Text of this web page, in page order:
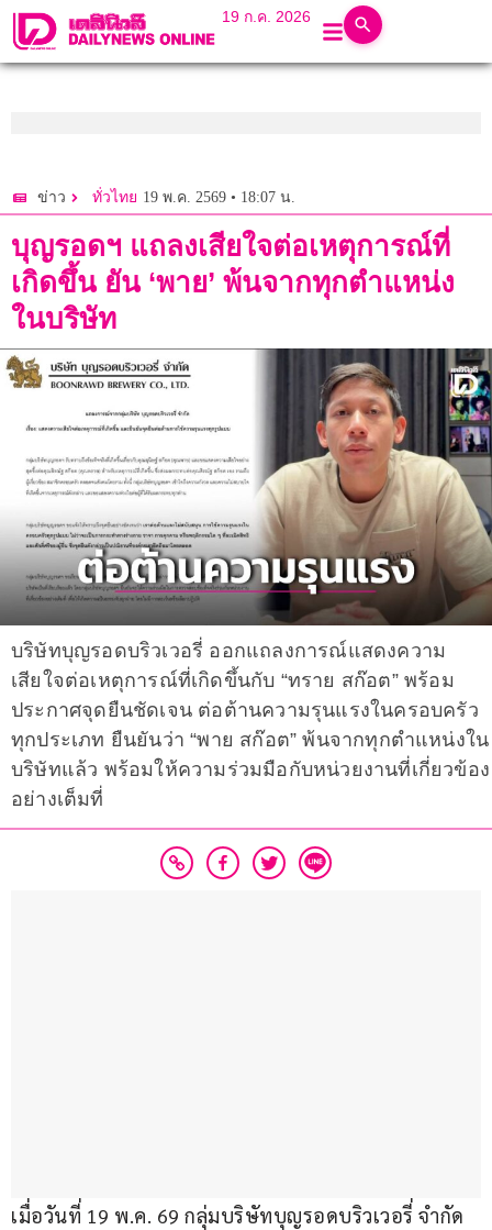
19 ก.ค. 2026
ข่าว ทั่วไทย 19 พ.ค. 2569 • 18:07 น.
บุญรอดฯ แถลงเสียใจต่อเหตุการณ์ที่
เกิดขึ้น ยัน ‘พาย’ พ้นจากทุกตำแหน่ง
ในบริษัท
บริษัทบุญรอดบริวเวอรี่ ออกแถลงการณ์แสดงความ
เสียใจต่อเหตุการณ์ที่เกิดขึ้นกับ “ทราย สก๊อต” พร้อม
ประกาศจุดยืนชัดเจน ต่อต้านความรุนแรงในครอบครัว
ทุกประเภท ยืนยันว่า “พาย สก๊อต” พ้นจากทุกตำแหน่งใน
บริษัทแล้ว พร้อมให้ความร่วมมือกับหน่วยงานที่เกี่ยวข้อง
อย่างเต็มที่
เมื่อวันที่ 19 พ.ค. 69 กลุ่มบริษัทบุญรอดบริวเวอรี่ จำกัด